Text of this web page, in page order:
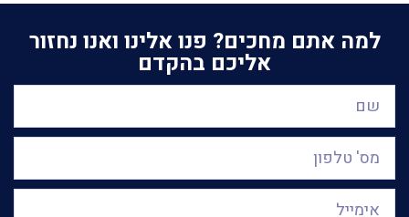
למה אתם מחכים? פנו אלינו ואנו נחזור
אליכם בהקדם